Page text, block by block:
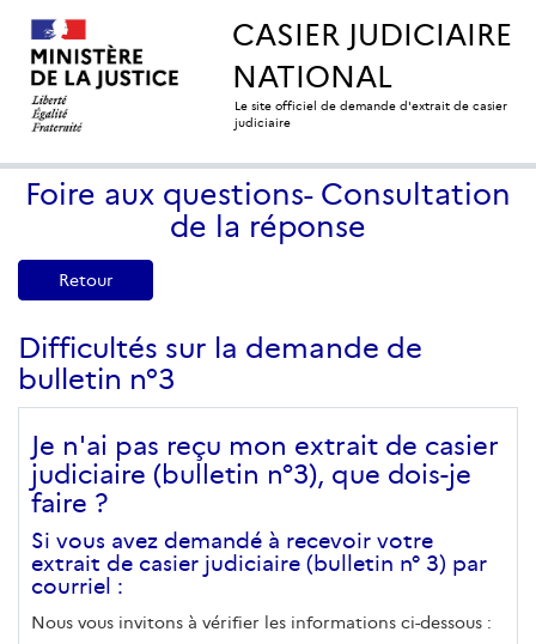
CASIER JUDICIAIRE
NATIONAL
Le site officiel de demande d'extrait de casier
judiciaire
Foire aux questions- Consultation
de la réponse
Retour
Difficultés sur la demande de
bulletin n°3
Je n'ai pas reçu mon extrait de casier
judiciaire (bulletin n°3), que dois-je
faire ?
Si vous avez demandé à recevoir votre
extrait de casier judiciaire (bulletin n° 3) par
courriel :
Nous vous invitons à vérifier les informations ci-dessous :